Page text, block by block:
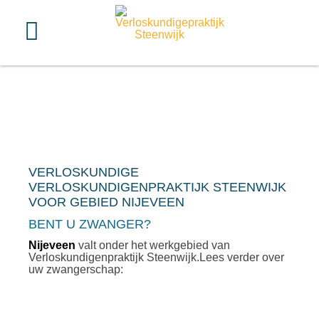
VERLOSKUNDIGE
VERLOSKUNDIGENPRAKTIJK STEENWIJK
VOOR GEBIED NIJEVEEN
BENT U ZWANGER?
Nijeveen valt onder het werkgebied van
Verloskundigenpraktijk Steenwijk.Lees verder over
uw zwangerschap: